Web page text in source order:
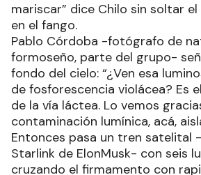
mariscar” dice Chilo sin soltar
en el fango.
Pablo Córdoba -fotógrafo de
formoseño, parte del grupo-
fondo del cielo: “¿Ven esa
de fosforescencia violácea? Es
de la vía láctea. Lo vemos
contaminación lumínica, acá,
Entonces pasa un tren satelital
Starlink de ElonMusk- con seis
cruzando el firmamento con